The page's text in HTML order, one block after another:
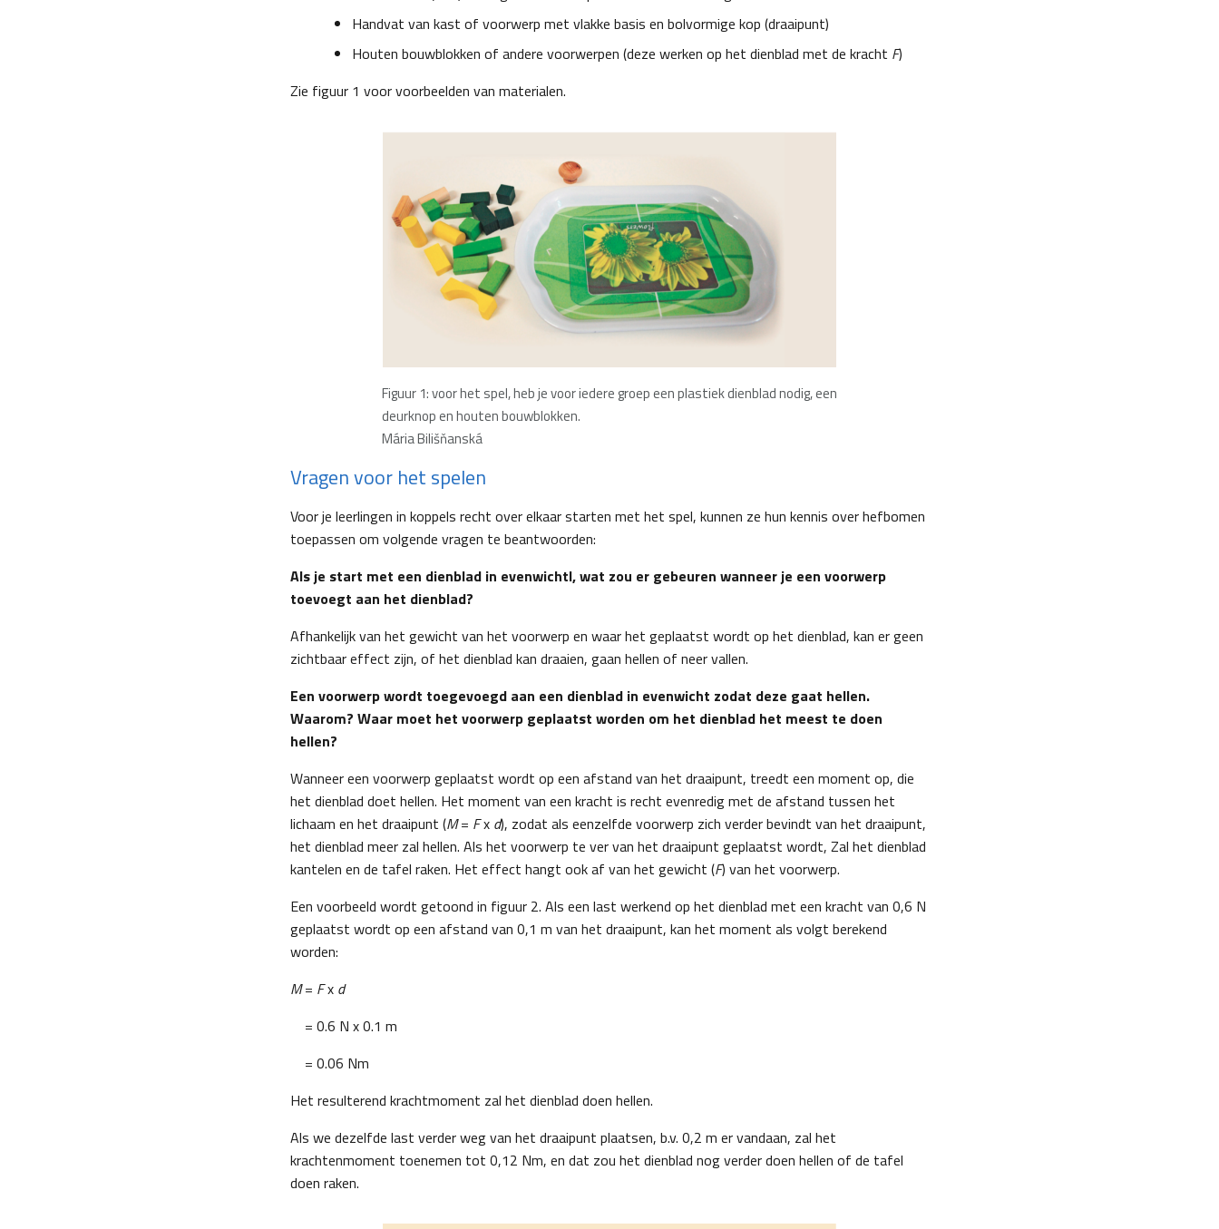
Handvat van kast of voorwerp met vlakke basis en bolvormige kop (draaipunt)
Houten bouwblokken of andere voorwerpen (deze werken op het dienblad met de kracht F)
Zie figuur 1 voor voorbeelden van materialen.
Figuur 1:voor het spel, heb je voor iedere groep een plastiek dienblad nodig, een
deurknop en houten bouwblokken.
Mária Bilišňanská
Vragen voor het spelen
Voor je leerlingen in koppels recht over elkaar starten met het spel, kunnen ze hun kennis over hefbomen
toepassen om volgende vragen te beantwoorden:
Als je start met een dienblad in evenwichtI, wat zou er gebeuren wanneer je een voorwerp
toevoegt aan het dienblad?
Afhankelijk van het gewicht van het voorwerp en waar het geplaatst wordt op het dienblad, kan er geen
zichtbaar effect zijn, of het dienblad kan draaien, gaan hellen of neer vallen.
Een voorwerp wordt toegevoegd aan een dienblad in evenwicht zodat deze gaat hellen.
Waarom? Waar moet het voorwerp geplaatst worden om het dienblad het meest te doen
hellen?
Wanneer een voorwerp geplaatst wordt op een afstand van het draaipunt, treedt een moment op, die
het dienblad doet hellen. Het moment van een kracht is recht evenredig met de afstand tussen het
lichaam en het draaipunt (M= Fx d), zodat als eenzelfde voorwerp zich verder bevindt van het draaipunt,
het dienblad meer zal hellen. Als het voorwerp te ver van het draaipunt geplaatst wordt, Zal het dienblad
kantelen en de tafel raken. Het effect hangt ook af van het gewicht (F) van het voorwerp.
Een voorbeeld wordt getoond in figuur 2. Als een last werkend op het dienblad met een kracht van 0,6 N
geplaatst wordt op een afstand van 0,1 m van het draaipunt, kan het moment als volgt berekend
worden:
M= Fx d
= 0.6 N x 0.1 m
= 0.06 Nm
Het resulterend krachtmoment zal het dienblad doen hellen.
Als we dezelfde last verder weg van het draaipunt plaatsen, b.v. 0,2 m er vandaan, zal het
krachtenmoment toenemen tot 0,12 Nm, en dat zou het dienblad nog verder doen hellen of de tafel
doen raken.